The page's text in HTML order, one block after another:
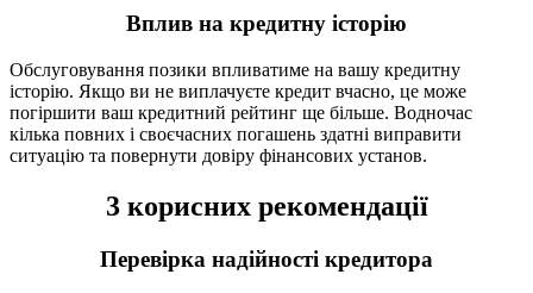
Вплив на кредитну історію
Обслуговування позики впливатиме на вашу кредитну
історію. Якщо ви не виплачуєте кредит вчасно, це може
погіршити ваш кредитний рейтинг ще більше. Водночас
кілька повних і своєчасних погашень здатні виправити
ситуацію та повернути довіру фінансових установ.
3 корисних рекомендації
Перевірка надійності кредитора